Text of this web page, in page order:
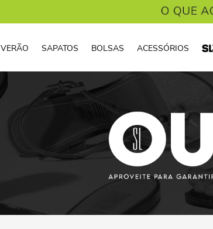
VERÃO SAPATOS BOLSAS ACESSÓRIOS